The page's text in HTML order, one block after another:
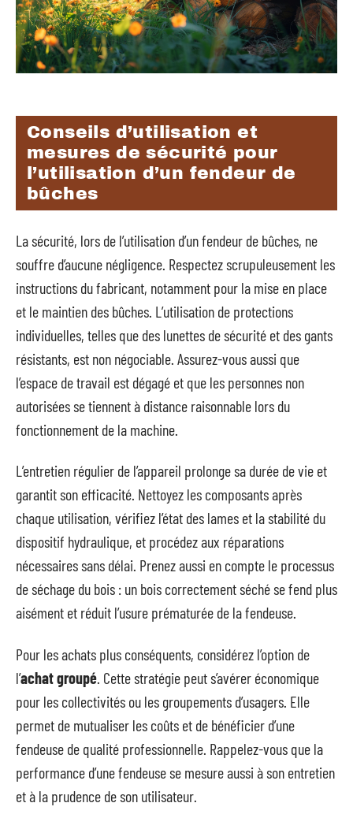
Conseils d’utilisation et
mesures de sécurité pour
l’utilisation d’un fendeur de
bûches
La sécurité, lors de l’utilisation d’un fendeur de bûches, ne
souffre d’aucune négligence. Respectez scrupuleusement les
instructions du fabricant, notamment pour la mise en place
et le maintien des bûches. L’utilisation de protections
individuelles, telles que des lunettes de sécurité et des gants
résistants, est non négociable. Assurez-vous aussi que
l’espace de travail est dégagé et que les personnes non
autorisées se tiennent à distance raisonnable lors du
fonctionnement de la machine.
L’entretien régulier de l’appareil prolonge sa durée de vie et
garantit son efficacité. Nettoyez les composants après
chaque utilisation, vérifiez l’état des lames et la stabilité du
dispositif hydraulique, et procédez aux réparations
nécessaires sans délai. Prenez aussi en compte le processus
de séchage du bois : un bois correctement séché se fend plus
aisément et réduit l’usure prématurée de la fendeuse.
Pour les achats plus conséquents, considérez l’option de
l’achat groupé. Cette stratégie peut s’avérer économique
pour les collectivités ou les groupements d’usagers. Elle
permet de mutualiser les coûts et de bénéficier d’une
fendeuse de qualité professionnelle. Rappelez-vous que la
performance d’une fendeuse se mesure aussi à son entretien
et à la prudence de son utilisateur.